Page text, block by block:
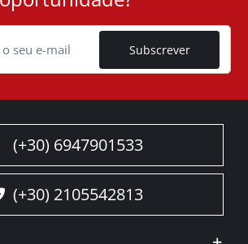
Subscrever
(+30) 6947901533
(+30) 2105542813